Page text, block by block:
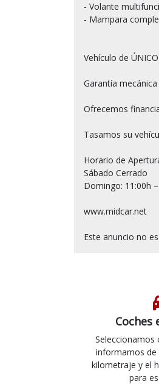
- Volante
- Mampara
Vehículo de
Garantía
Ofrecemos
Tasamos su
Horario de
Sábado Cerrado
Domingo: 11:00h
www.midcar.net
Coches
Seleccionamos
informamos de
kilometraje y el
para